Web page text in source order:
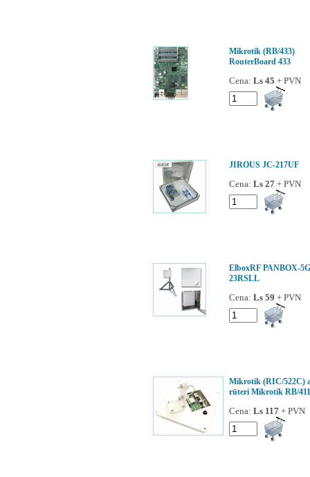
Mikrotik (RB/433)
RouterBoard 433
Cena: Ls 45 + PVN
JIROUS JC-217UF
Cena: Ls 27 + PVN
ElboxRF PANBOX-
23RSLL
Cena: Ls 59 + PVN
Mikrotik (RIC/522C)
rūteri Mikrotik RB/411
Cena: Ls 117 + PVN